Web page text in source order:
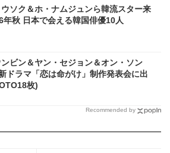
ウソク＆ホ・ナムジュンら韓流スター来
年秋 日本で会える韓国俳優10人
ビン＆ヤン・セジョン＆オン・ソン
ドラマ「恋は命がけ」制作発表会に出
枚)
Recommended by